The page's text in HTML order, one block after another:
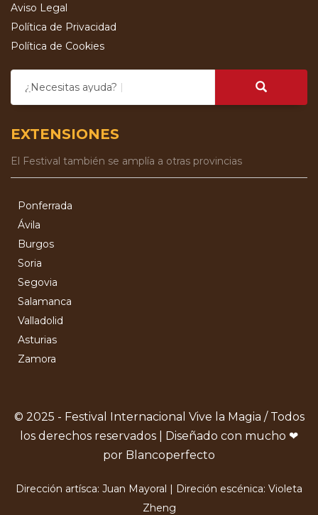
Aviso Legal
Política de Privacidad
Política de Cookies
¿Necesitas ayuda?
EXTENSIONES
El Festival también se amplía a otras provincias
Ponferrada
Ávila
Burgos
Soria
Segovia
Salamanca
Valladolid
Asturias
Zamora
© 2025 - Festival Internacional Vive la Magia / Todos
los derechos reservados | Diseñado con mucho ❤
por Blancoperfecto
Dirección artísca: Juan Mayoral | Direción escénica: Violeta
Zheng